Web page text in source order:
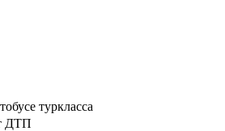
туркласса
ДТП